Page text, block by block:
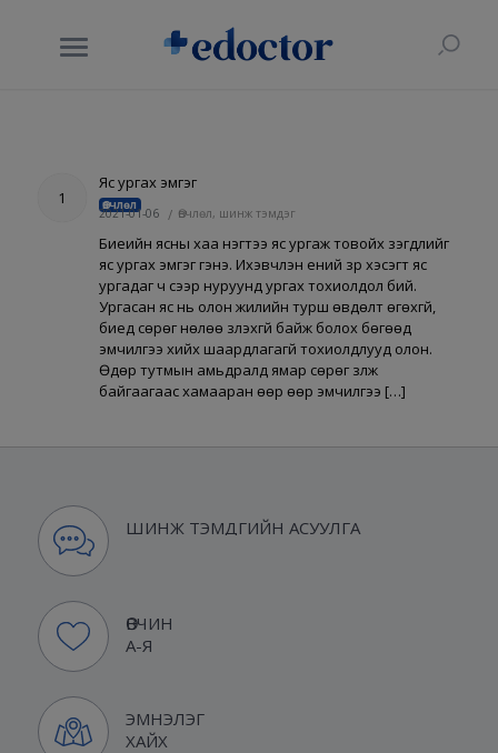
1
Яс ургах эмгэг
Өвчлөл
2021-01-06 / Өвчлөл, шинж тэмдэг
Биеийн ясны хаа нэгтээ яс ургаж товойх үзэгдлийг
яс ургах эмгэг гэнэ. Ихэвчлэн үений үзүүр хэсэгт яс
ургадаг ч сээр нуруунд ургах тохиолдол бий.
Ургасан яс нь олон жилийн турш өвдөлт өгөхгүй,
биед сөрөг нөлөө үзүүлэхгүй байж болох бөгөөд
эмчилгээ хийх шаардлагагүй тохиолдлууд олон.
Өдөр тутмын амьдралд ямар сөрөг үзүүлж
байгаагаас хамааран өөр өөр эмчилгээ […]
ШИНЖ ТЭМДГИЙН АСУУЛГА
ӨВЧИН
А-Я
ЭМНЭЛЭГ
ХАЙХ